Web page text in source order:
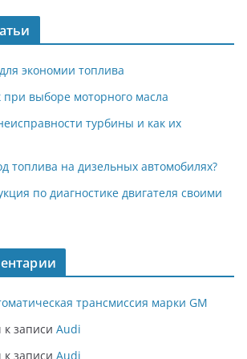
экономии топлива
выборе моторного масла
турбины и как их
топлива на дизельных автомобилях?
по диагностике двигателя своими
трансмиссия марки GM
к записи Audi
к записи Audi